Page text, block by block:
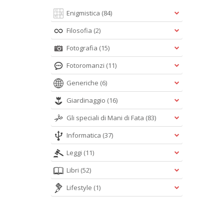
Enigmistica (84)
Filosofia (2)
Fotografia (15)
Fotoromanzi (11)
Generiche (6)
Giardinaggio (16)
Gli speciali di Mani di Fata (83)
Informatica (37)
Leggi (11)
Libri (52)
Lifestyle (1)